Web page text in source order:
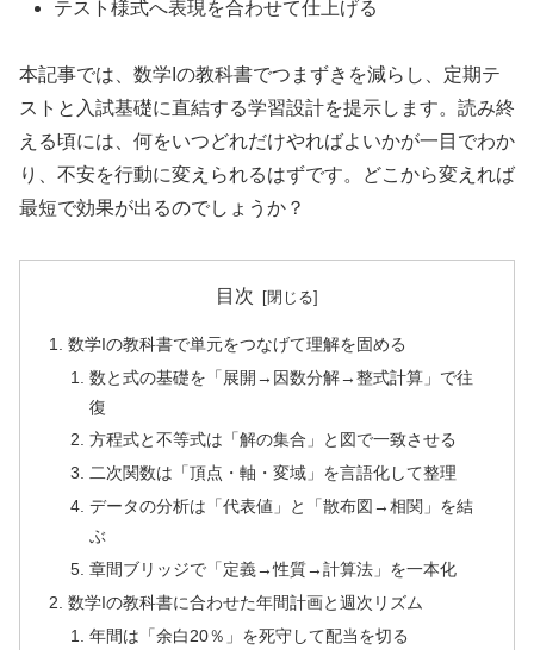
テスト様式へ表現を合わせて仕上げる
本記事では、数学Iの教科書でつまずきを減らし、定期テ
ストと入試基礎に直結する学習設計を提示します。読み終
える頃には、何をいつどれだけやればよいかが一目でわか
り、不安を行動に変えられるはずです。どこから変えれば
最短で効果が出るのでしょうか？
目次
数学Iの教科書で単元をつなげて理解を固める
数と式の基礎を「展開→因数分解→整式計算」で往
復
方程式と不等式は「解の集合」と図で一致させる
二次関数は「頂点・軸・変域」を言語化して整理
データの分析は「代表値」と「散布図→相関」を結
ぶ
章間ブリッジで「定義→性質→計算法」を一本化
数学Iの教科書に合わせた年間計画と週次リズム
年間は「余白20％」を死守して配当を切る